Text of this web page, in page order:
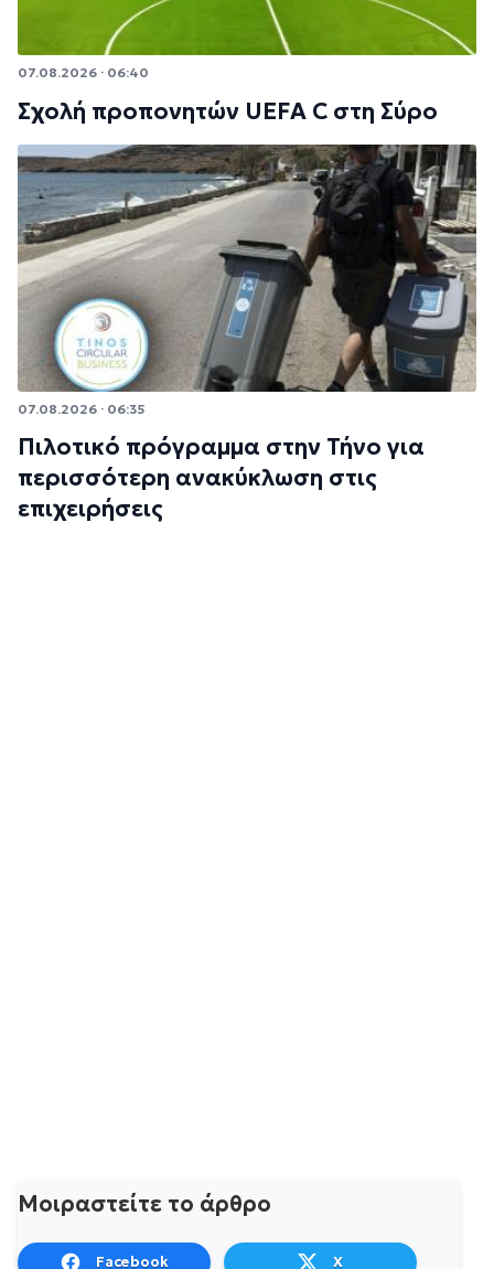
07.08.2026 · 06:40
Σχολή προπονητών UEFA C στη Σύρο
07.08.2026 · 06:35
Πιλοτικό πρόγραμμα στην Τήνο για
περισσότερη ανακύκλωση στις
επιχειρήσεις
Μοιραστείτε το άρθρο
Facebook X